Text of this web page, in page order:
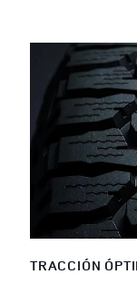
TRACCIÓN